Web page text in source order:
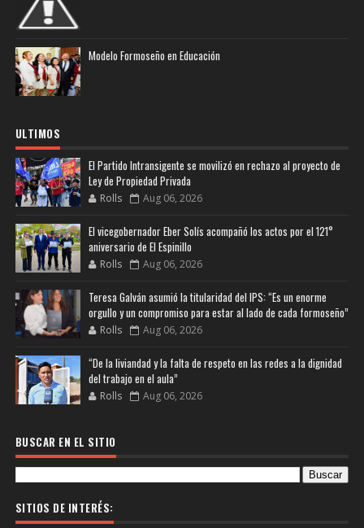
Modelo Formoseño en Educación
ULTIMOS
El Partido Intransigente se movilizó en rechazo al proyecto de
Ley de Propiedad Privada
Rolls Aug 06, 2026
El vicegobernador Eber Solís acompañó los actos por el 121°
aniversario de El Espinillo
Rolls Aug 06, 2026
Teresa Galván asumió la titularidad del IPS: “Es un enorme
orgullo y un compromiso para estar al lado de cada formoseño”
Rolls Aug 06, 2026
“De la liviandad y la falta de respeto en las redes a la dignidad
del trabajo en el aula”
Rolls Aug 06, 2026
BUSCAR EN EL SITIO
SITIOS DE INTERÉS: